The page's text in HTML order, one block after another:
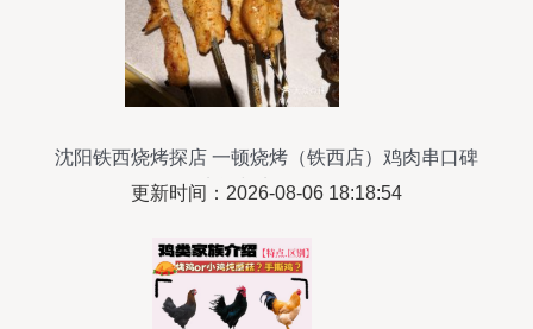
沈阳铁西烧烤探店 一顿烧烤（铁西店）鸡肉串口碑
实评与实拍解析
更新时间：2026-08-06 18:18:54